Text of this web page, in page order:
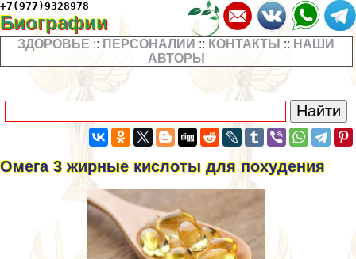
+7(977)9328978
Биографии
ЗДОРОВЬЕ :: ПЕРСОНАЛИИ :: КОНТАКТЫ :: НАШИ
АВТОРЫ
Омега 3 жирные кислоты для похудения